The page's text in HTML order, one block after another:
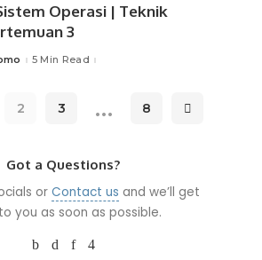
Operasi | Teknik
3
5 Min Read
2 3 … 8
Got a Questions?
or Contact us and we’ll get
you as soon as possible.